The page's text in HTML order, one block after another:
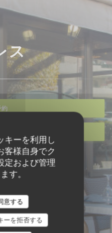
キーを利用し
客様自身でク
定および管理
す。
意する
ーを拒否する
ス
約